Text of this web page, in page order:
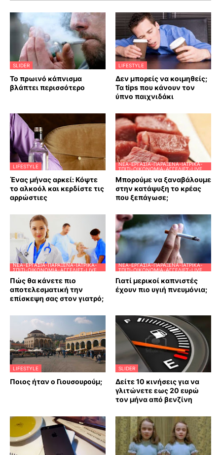
SLIDER
Το πρωινό κάπνισμα
βλάπτει περισσότερο
LIFESTYLE
Δεν μπορείς να κοιμηθείς;
Τα tips που κάνουν τον
ύπνο παιχνιδάκι
LIFESTYLE
Ένας μήνας αρκεί: Κόψτε
το αλκοόλ και κερδίστε τις
αρρώστιες
ΝΈΑ-ΕΡΓΑΣΊΑ-ΠΑΡΆΞΕΝΑ-ΙΑΤΡΙΚΆ-
ΣΠΊΤΙ-ΟΙΚΟΝΟΜΊΑ-ΑΓΓΕΛΊΕΣ-LIVE
Μπορούμε να ξαναβάλουμε
στην κατάψυξη το κρέας
που ξεπάγωσε;
ΝΈΑ-ΕΡΓΑΣΊΑ-ΠΑΡΆΞΕΝΑ-ΙΑΤΡΙΚΆ-
ΣΠΊΤΙ-ΟΙΚΟΝΟΜΊΑ-ΑΓΓΕΛΊΕΣ-LIVE
Πώς θα κάνετε πιο
αποτελεσματική την
επίσκεψη σας στον γιατρό;
ΝΈΑ-ΕΡΓΑΣΊΑ-ΠΑΡΆΞΕΝΑ-ΙΑΤΡΙΚΆ-
ΣΠΊΤΙ-ΟΙΚΟΝΟΜΊΑ-ΑΓΓΕΛΊΕΣ-LIVE
Γιατί μερικοί καπνιστές
έχουν πιο υγιή πνευμόνια;
LIFESTYLE
Ποιος ήταν ο Γιουσουρούμ;
SLIDER
Δείτε 10 κινήσεις για να
γλιτώνετε εως 20 ευρώ
τον μήνα από βενζίνη